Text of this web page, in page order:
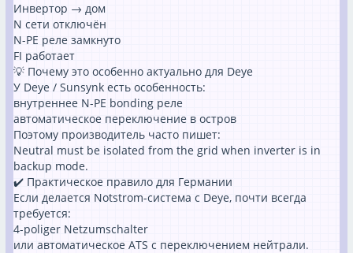
Инвертор → дом
N сети отключён
N-PE реле замкнуто
FI работает
💡 Почему это особенно актуально для Deye
У Deye / Sunsynk есть особенность:
внутреннее N-PE bonding реле
автоматическое переключение в остров
Поэтому производитель часто пишет:
Neutral must be isolated from the grid when inverter is in
backup mode.
✔️ Практическое правило для Германии
Если делается Notstrom-система с Deye, почти всегда
требуется:
4-poliger Netzumschalter
или автоматическое ATS с переключением нейтрали.